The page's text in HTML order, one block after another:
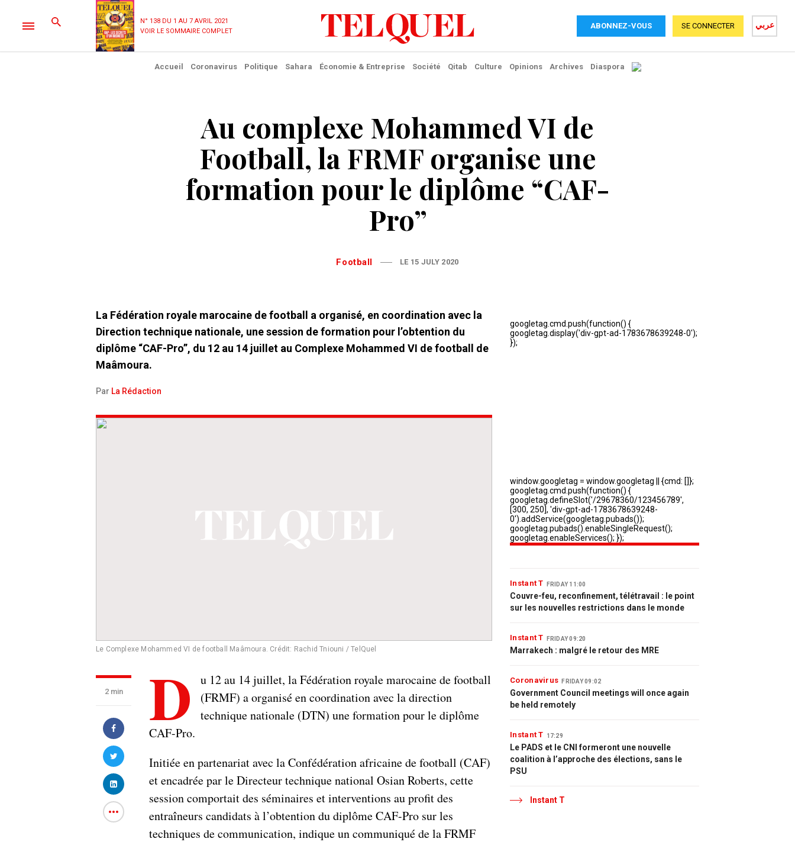
N° 138 DU 1 AU 7 AVRIL 2021
VOIR LE SOMMAIRE COMPLET
ABONNEZ-VOUS عربي SE CONNECTER
Accueil Coronavirus Politique Sahara Économie & Entreprise Société Qitab Culture Opinions Archives Diaspora
Au complexe Mohammed VI de
Football, la FRMF organise une
formation pour le diplôme “CAF-
Pro”
Football LE 15 JULY 2020
La Fédération royale marocaine de football a organisé, en coordination avec la
Direction technique nationale, une session de formation pour l’obtention du
diplôme “CAF-Pro”, du 12 au 14 juillet au Complexe Mohammed VI de football de
Maâmoura.
Par La Rédaction
Le Complexe Mohammed VI de football Maâmoura. Crédit: Rachid Tniouni / TelQuel
2 min D
u 12 au 14 juillet, la Fédération royale marocaine de football
(FRMF) a organisé en coordination avec la direction
technique nationale (DTN) une formation pour le diplôme
CAF-Pro.
Initiée en partenariat avec la Confédération africaine de football (CAF)
et encadrée par le Directeur technique national Osian Roberts, cette
session comportait des séminaires et interventions au profit des
entraîneurs candidats à l’obtention du diplôme CAF-Pro sur les
techniques de communication, indique un communiqué de la FRMF
Instant T FRIDAY 11:00
Couvre-feu, reconfinement, télétravail : le point
sur les nouvelles restrictions dans le monde
Instant T FRIDAY 09:20
Marrakech : malgré le retour des MRE
Coronavirus FRIDAY 09:02
Government Council meetings will once again
be held remotely
Instant T 17:29
Le PADS et le CNI formeront une nouvelle
coalition à l’approche des élections, sans le
PSU
Instant T